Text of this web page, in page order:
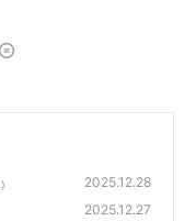
2025.12.28
2025.12.27